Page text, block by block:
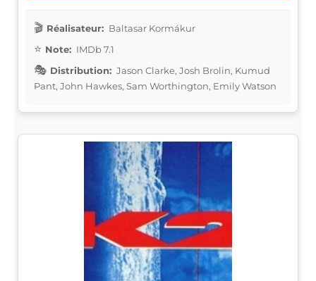
Réalisateur: Baltasar Kormákur
Note: IMDb 7.1
Distribution: Jason Clarke, Josh Brolin, Kumud
Pant, John Hawkes, Sam Worthington, Emily Watson